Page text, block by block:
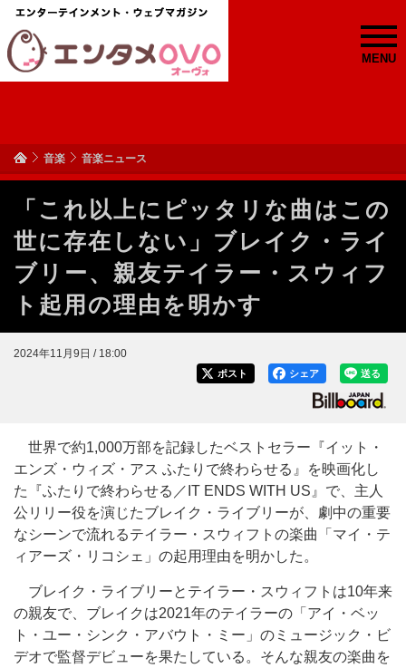
MENU
音楽 音楽ニュース
「これ以上にピッタリな曲はこの
世に存在しない」ブレイク・ライ
ブリー、親友テイラー・スウィフ
ト起用の理由を明かす
2024年11月9日 / 18:00
送る
シェア
ポスト
世界で約1,000万部を記録したベストセラー『イット・
エンズ・ウィズ・アス ふたりで終わらせる』を映画化し
た『ふたりで終わらせる／IT ENDS WITH US』で、主人
公リリー役を演じたブレイク・ライブリーが、劇中の重要
なシーンで流れるテイラー・スウィフトの楽曲「マイ・テ
ィアーズ・リコシェ」の起用理由を明かした。
ブレイク・ライブリーとテイラー・スウィフトは10年来
の親友で、ブレイクは2021年のテイラーの「アイ・ベッ
ト・ユー・シンク・アバウト・ミー」のミュージック・ビ
デオで監督デビューを果たしている。そんな親友の楽曲を